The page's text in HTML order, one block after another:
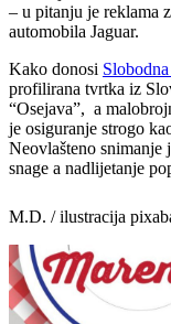
– u pitanju je reklama
automobila Jaguar.
Kako donosi
profilirana tvrtka iz
“Osejava”, a
je osiguranje strogo
Neovlašteno snimanje
snage a nadlijetanje
M.D. / ilustracija